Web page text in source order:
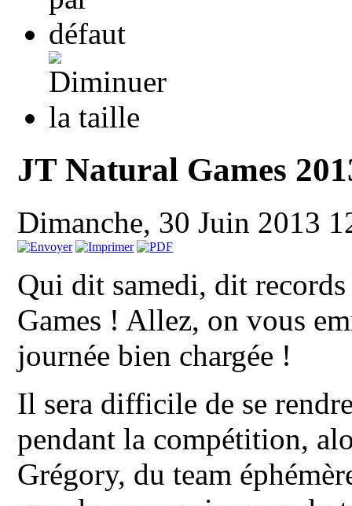
JT Natural Games
Dimanche, 30 Juin 2013
Qui dit samedi, dit
Games ! Allez, on vous
journée bien chargée !
Il sera difficile de se
pendant la compétition,
Grégory, du team